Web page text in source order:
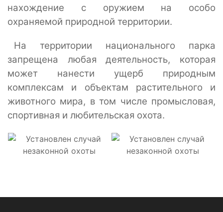
нахождение с оружием на особо
охраняемой природной территории.
На территории национального парка
запрещена любая деятельность, которая
может нанести ущерб природным
комплексам и объектам растительного и
животного мира, в том числе промысловая,
спортивная и любительская охота.